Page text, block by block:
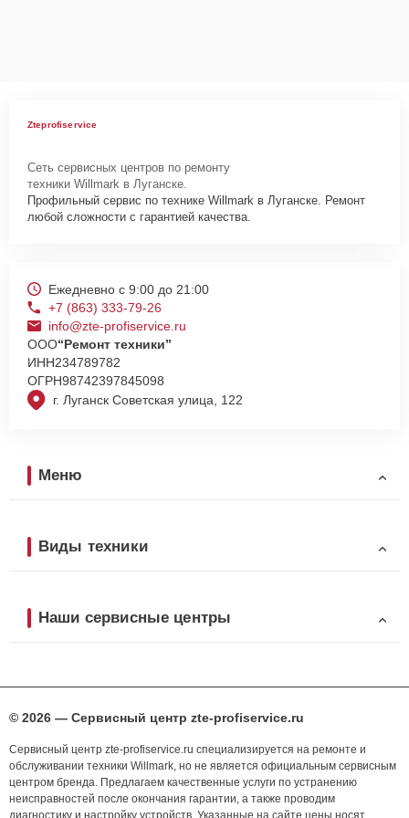
Для запуска процесса ремонта стиральной машины Willmark WMS-
оперативно проконсультируют по всем необходимым вопросам,
запишут на диагностику, подскажут с вариантами курьерской
доставки или оформят выезд мастера в удобное время и место.
Zteprofiservice
Сеть сервисных центров по ремонту
техники Willmark в Луганске.
Профильный сервис по технике Willmark в Луганске. Ремонт
любой сложности с гарантией качества.
г. Луганск Советская улица, 122
Ежедневно с 9:00 до 21:00
+7 (863) 333-79-26
info@zte-profiservice.ru
ООО“Ремонт техники”
ИНН234789782
ОГРН98742397845098
Меню
Виды техники
Наши сервисные центры
© 2026 — Сервисный центр zte-profiservice.ru
Сервисный центр zte-profiservice.ru специализируется на ремонте и
обслуживании техники Willmark, но не является официальным сервисным
центром бренда. Предлагаем качественные услуги по устранению
неисправностей после окончания гарантии, а также проводим
диагностику и настройку устройств. Указанные на сайте цены носят